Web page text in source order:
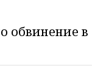
обвинение в